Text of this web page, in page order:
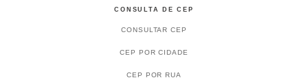
CONSULTA DE CEP
CONSULTAR CEP
CEP POR CIDADE
CEP POR RUA